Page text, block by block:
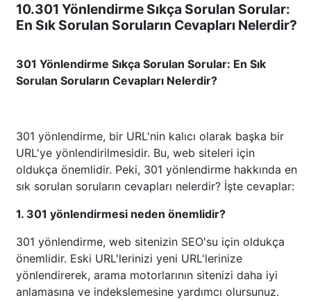
10.301 Yönlendirme Sıkça Sorulan Sorular:
En Sık Sorulan Soruların Cevapları Nelerdir?
301 Yönlendirme Sıkça Sorulan Sorular: En Sık
Sorulan Soruların Cevapları Nelerdir?
301 yönlendirme, bir URL'nin kalıcı olarak başka bir
URL'ye yönlendirilmesidir. Bu, web siteleri için
oldukça önemlidir. Peki, 301 yönlendirme hakkında en
sık sorulan soruların cevapları nelerdir? İşte cevaplar:
1. 301 yönlendirmesi neden önemlidir?
301 yönlendirme, web sitenizin SEO'su için oldukça
önemlidir. Eski URL'lerinizi yeni URL'lerinize
yönlendirerek, arama motorlarının sitenizi daha iyi
anlamasına ve indekslemesine yardımcı olursunuz.